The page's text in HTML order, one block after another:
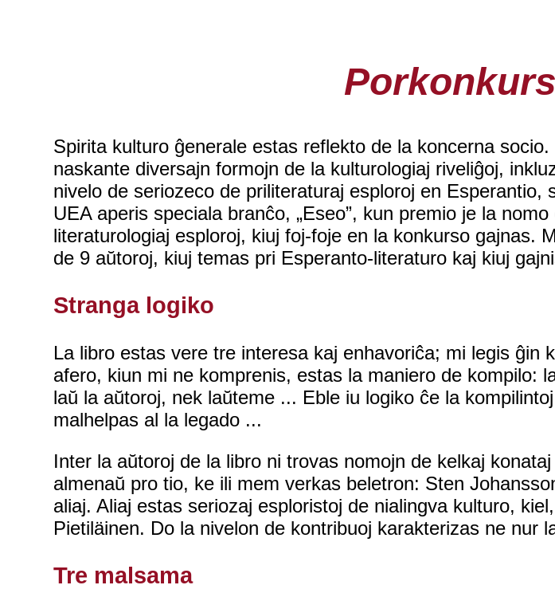
Spirita kulturo ĝenerale estas reflekto de la koncerna
naskante diversajn formojn de la kulturologiaj riveliĝoj,
nivelo de seriozeco de priliteraturaj esploroj en
UEA aperis speciala branĉo, „Eseo”, kun premio je la
literaturologiaj esploroj, kiuj foj-foje en la konkurso gajnas.
de 9 aŭtoroj, kiuj temas pri Esperanto-literaturo kaj kiuj
Stranga logiko
La libro estas vere tre interesa kaj enhavoriĉa; mi legis
afero, kiun mi ne komprenis, estas la maniero de kompilo:
laŭ la aŭtoroj, nek laŭteme ... Eble iu logiko ĉe la
malhelpas al la legado ...
Inter la aŭtoroj de la libro ni trovas nomojn de kelkaj
almenaŭ pro tio, ke ili mem verkas beletron: Sten
aliaj. Aliaj estas seriozaj esploristoj de nialingva kulturo,
Pietiläinen. Do la nivelon de kontribuoj karakterizas ne nur
Tre malsama